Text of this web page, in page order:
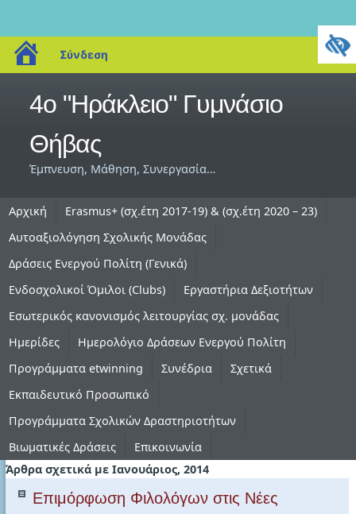
blogs.sch.gr
Σύνδεση
4ο "Ηράκλειο" Γυμνάσιο
Θήβας
Έμπνευση, Μάθηση, Συνεργασία…
Αρχική
Erasmus+ (σχ.έτη 2017-19) & (σχ.έτη 2020 – 23)
Αυτοαξιολόγηση Σχολικής Μονάδας
Δράσεις Ενεργού Πολίτη (Γενικά)
Ενδοσχολικοί Όμιλοι (Clubs)
Εργαστήρια Δεξιοτήτων
Εσωτερικός κανονισμός λειτουργίας σχ. μονάδας
Ημερίδες
Ημερολόγιο Δράσεων Ενεργού Πολίτη
Προγράμματα etwinning
Συνέδρια
Σχετικά
Εκπαιδευτικό Προσωπικό
Προγράμματα Σχολικών Δραστηριοτήτων
Βιωματικές Δράσεις
Επικοινωνία
Άρθρα σχετικά με Ιανουάριος, 2014
Επιμόρφωση Φιλολόγων στις Νέες